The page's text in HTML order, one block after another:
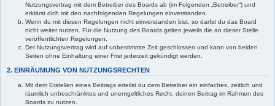
Nutzungsvertrag mit dem Betreiber des Boards ab (im Folgenden „Betreiber“) und
erklärst dich mit den nachfolgenden Regelungen einverstanden.
Wenn du mit diesen Regelungen nicht einverstanden bist, so darfst du das Board
nicht weiter nutzen. Für die Nutzung des Boards gelten jeweils die an dieser Stelle
veröffentlichten Regelungen.
Der Nutzungsvertrag wird auf unbestimmte Zeit geschlossen und kann von beiden
Seiten ohne Einhaltung einer Frist jederzeit gekündigt werden.
2. EINRÄUMUNG VON NUTZUNGSRECHTEN
Mit dem Erstellen eines Beitrags erteilst du dem Betreiber ein einfaches, zeitlich und
räumlich unbeschränktes und unentgeltliches Recht, deinen Beitrag im Rahmen des
Boards zu nutzen.